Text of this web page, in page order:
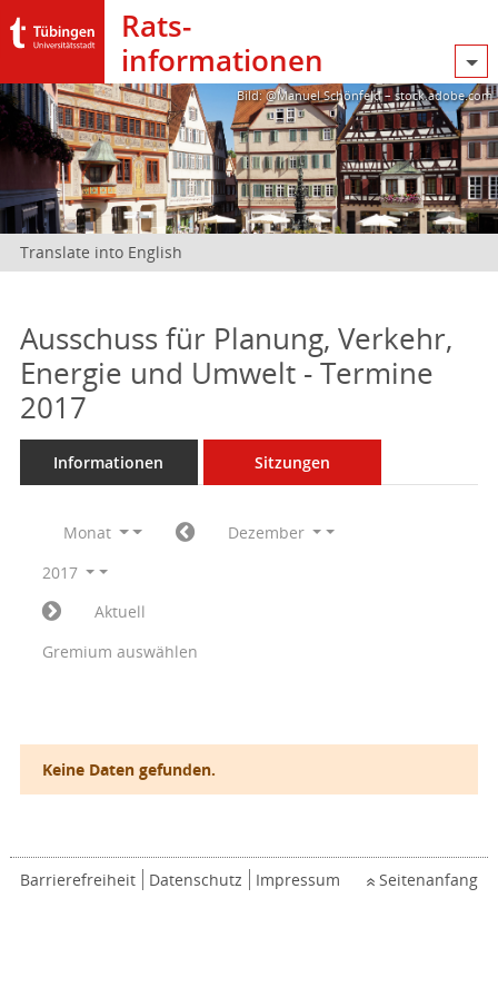
Rats­
informationen
Bild: @Manuel Schönfeld – stock.adobe.com
Translate into English
Ausschuss für Planung, Verkehr,
Energie und Umwelt - Termine
2017
Informationen Sitzungen
Monat
Dezember
2017
Aktuell
Gremium auswählen
Keine Daten gefunden.
Barrierefreiheit Datenschutz Impressum Seitenanfang